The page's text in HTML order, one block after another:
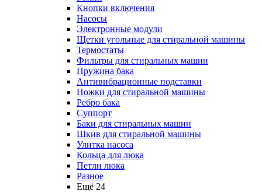
Кнопки включения
Насосы
Электронные модули
Щетки угольные для стиральной машины
Термостаты
Фильтры для стиральных машин
Пружина бака
Антивибрационные подставки
Ножки для стиральной машины
Ребро бака
Суппорт
Баки для стиральных машин
Шкив для стиральной машины
Улитка насоса
Кольца для люка
Петли люка
Разное
Ещё 24